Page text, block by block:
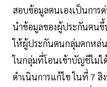
สอบข้อมูลตนเองเป็นการ
นำข้อมูลของผู้ประกันตนขึ้
ให้ผู้ประกันตนกลุ่มตกหล่น
ในกลุ่มที่โอนเข้าบัญชีไม่ไ
ดำเนินการแก้ไข ในที่ 7 สิ